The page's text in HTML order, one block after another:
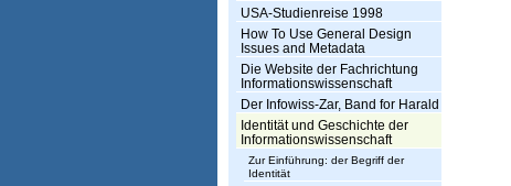
i
o
n
s
w
USA-Studienreise 1998
How To Use General Design
Issues and Metadata
Die Website der Fachrichtung
Informationswissenschaft
Der Infowiss-Zar, Band for Harald
Identität und Geschichte der
Informationswissenschaft
Zur Einführung: der Begriff der
Identität